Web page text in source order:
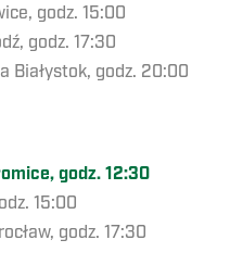
godz. 15:00
godz. 17:30
Białystok, godz. 20:00
godz. 12:30
15:00
godz. 17:30